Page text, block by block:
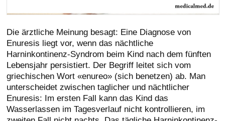
Die ärztliche Meinung besagt: Eine Diagnose von
Enuresis liegt vor, wenn das nächtliche
Harninkontinenz-Syndrom beim Kind nach dem fünften
Lebensjahr persistiert. Der Begriff leitet sich vom
griechischen Wort «enureo» (sich benetzen) ab. Man
unterscheidet zwischen taglicher und nächtlicher
Enuresis: Im ersten Fall kann das Kind das
Wasserlassen im Tagesverlauf nicht kontrollieren, im